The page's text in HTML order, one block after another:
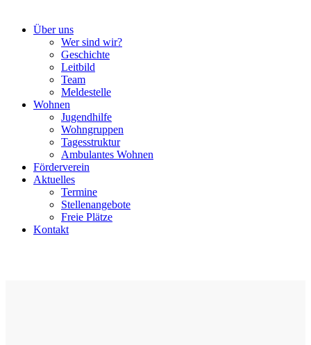
Über uns
Wer sind wir?
Geschichte
Leitbild
Team
Meldestelle
Wohnen
Jugendhilfe
Wohngruppen
Tagesstruktur
Ambulantes Wohnen
Förderverein
Aktuelles
Termine
Stellenangebote
Freie Plätze
Kontakt